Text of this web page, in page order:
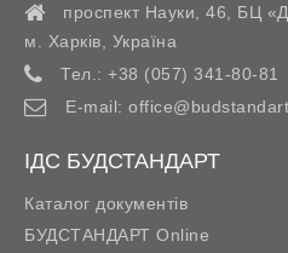
проспект Науки, 46, БЦ
м. Харків
Україна
Тел.: +38 (057) 341-80-81
E-mail:
ІДС БУДСТАНДАРТ
Каталог документів
БУДСТАНДАРТ Online